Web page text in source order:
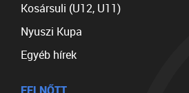
Kosársuli (U12, U11)
Nyuszi Kupa
Egyéb hírek